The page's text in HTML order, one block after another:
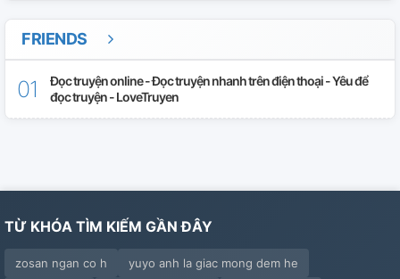
FRIENDS
Đọc truyện online - Đọc truyện nhanh trên điện thoại - Yêu để
đọc truyện - LoveTruyen
TỪ KHÓA TÌM KIẾM GẦN ĐÂY
zosan ngan co h
yuyo anh la giac mong dem he